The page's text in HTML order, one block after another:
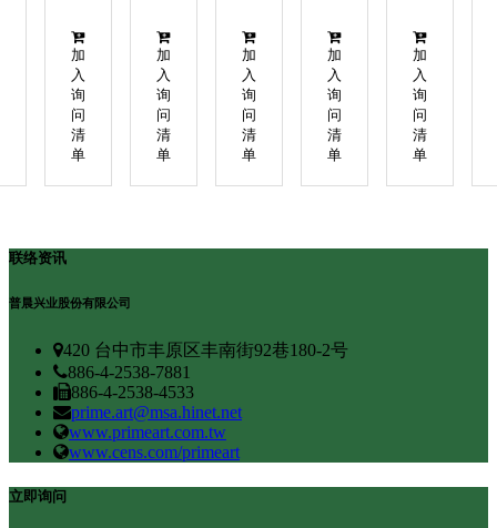
/ 视
听架
加
入
询
问
清
单
/ 视
听架
加
入
询
问
清
单
/ 视
听架
加
入
询
问
清
单
加
入
询
问
清
单
加
入
询
问
清
单
联络资讯
普晨兴业股份有限公司
420 台中市丰原区丰南街92巷180-2号
886-4-2538-7881
886-4-2538-4533
prime.art@msa.hinet.net
www.primeart.com.tw
www.cens.com/primeart
立即询问